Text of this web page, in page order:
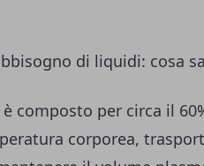
di liquidi: cosa
composto per circa il
corporea,